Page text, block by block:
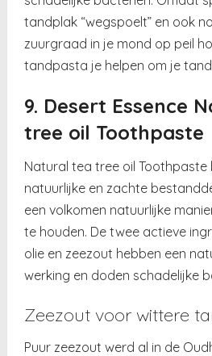
tandplak “wegspoelt” en ook
zuurgraad in je mond op peil
tandpasta je helpen om je
9. Desert Essence
tree oil Toothpaste
Natural tea tree oil Toothpaste
natuurlijke en zachte
een volkomen natuurlijke
te houden. De twee actieve
olie en zeezout hebben een
werking en doden schadelijke
Zeezout voor wittere
Puur zeezout werd al in de